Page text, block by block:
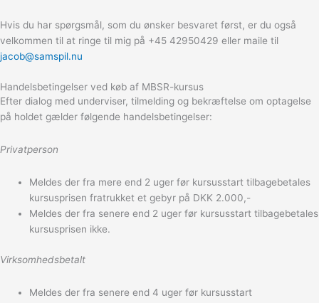
Hvis du har spørgsmål, som du ønsker besvaret først, er du også
velkommen til at ringe til mig på +45 42950429 eller maile til
jacob@samspil.nu
Handelsbetingelser ved køb af MBSR-kursus
Efter dialog med underviser, tilmelding og bekræftelse om optagelse
på holdet gælder følgende handelsbetingelser:
Privatperson
Meldes der fra mere end 2 uger før kursusstart tilbagebetales
kursusprisen fratrukket et gebyr på DKK 2.000,-
Meldes der fra senere end 2 uger før kursusstart tilbagebetales
kursusprisen ikke.
Virksomhedsbetalt
Meldes der fra senere end 4 uger før kursusstart